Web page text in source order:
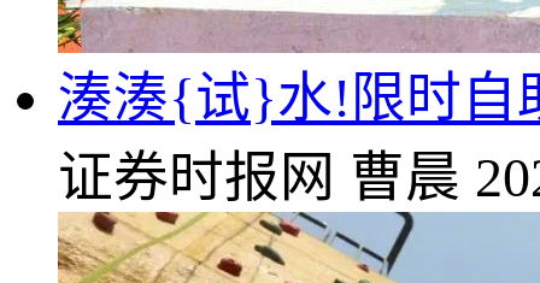
湊湊{试}水!限时自
证券时报网 曹晨